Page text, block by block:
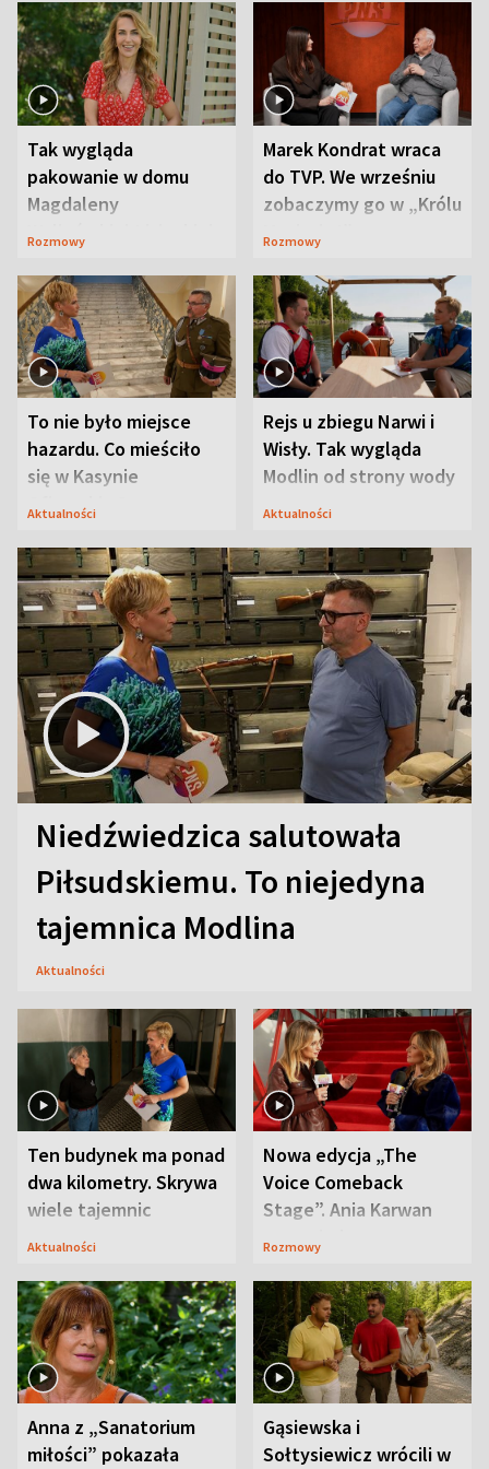
Tak wygląda
pakowanie w domu
Magdaleny
Waligórskiej-Lisieckiej.
Rozmowy
Marek Kondrat wraca
do TVP. We wrześniu
zobaczymy go w „Królu
Maciusiu I”
Rozmowy
To nie było miejsce
hazardu. Co mieściło
się w Kasynie
Oficerskim?
Aktualności
Rejs u zbiegu Narwi i
Wisły. Tak wygląda
Modlin od strony wody
Aktualności
Niedźwiedzica salutowała
Piłsudskiemu. To niejedyna
tajemnica Modlina
Aktualności
Ten budynek ma ponad
dwa kilometry. Skrywa
wiele tajemnic
Aktualności
Nowa edycja „The
Voice Comeback
Stage”. Ania Karwan
zapowiada
Rozmowy
Anna z „Sanatorium
miłości” pokazała
Gąsiewska i
Sołtysiewicz wrócili w